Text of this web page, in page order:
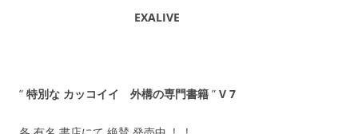
EXALIVE
” 特別な カッコイイ 外構の専門書籍 ” V 7